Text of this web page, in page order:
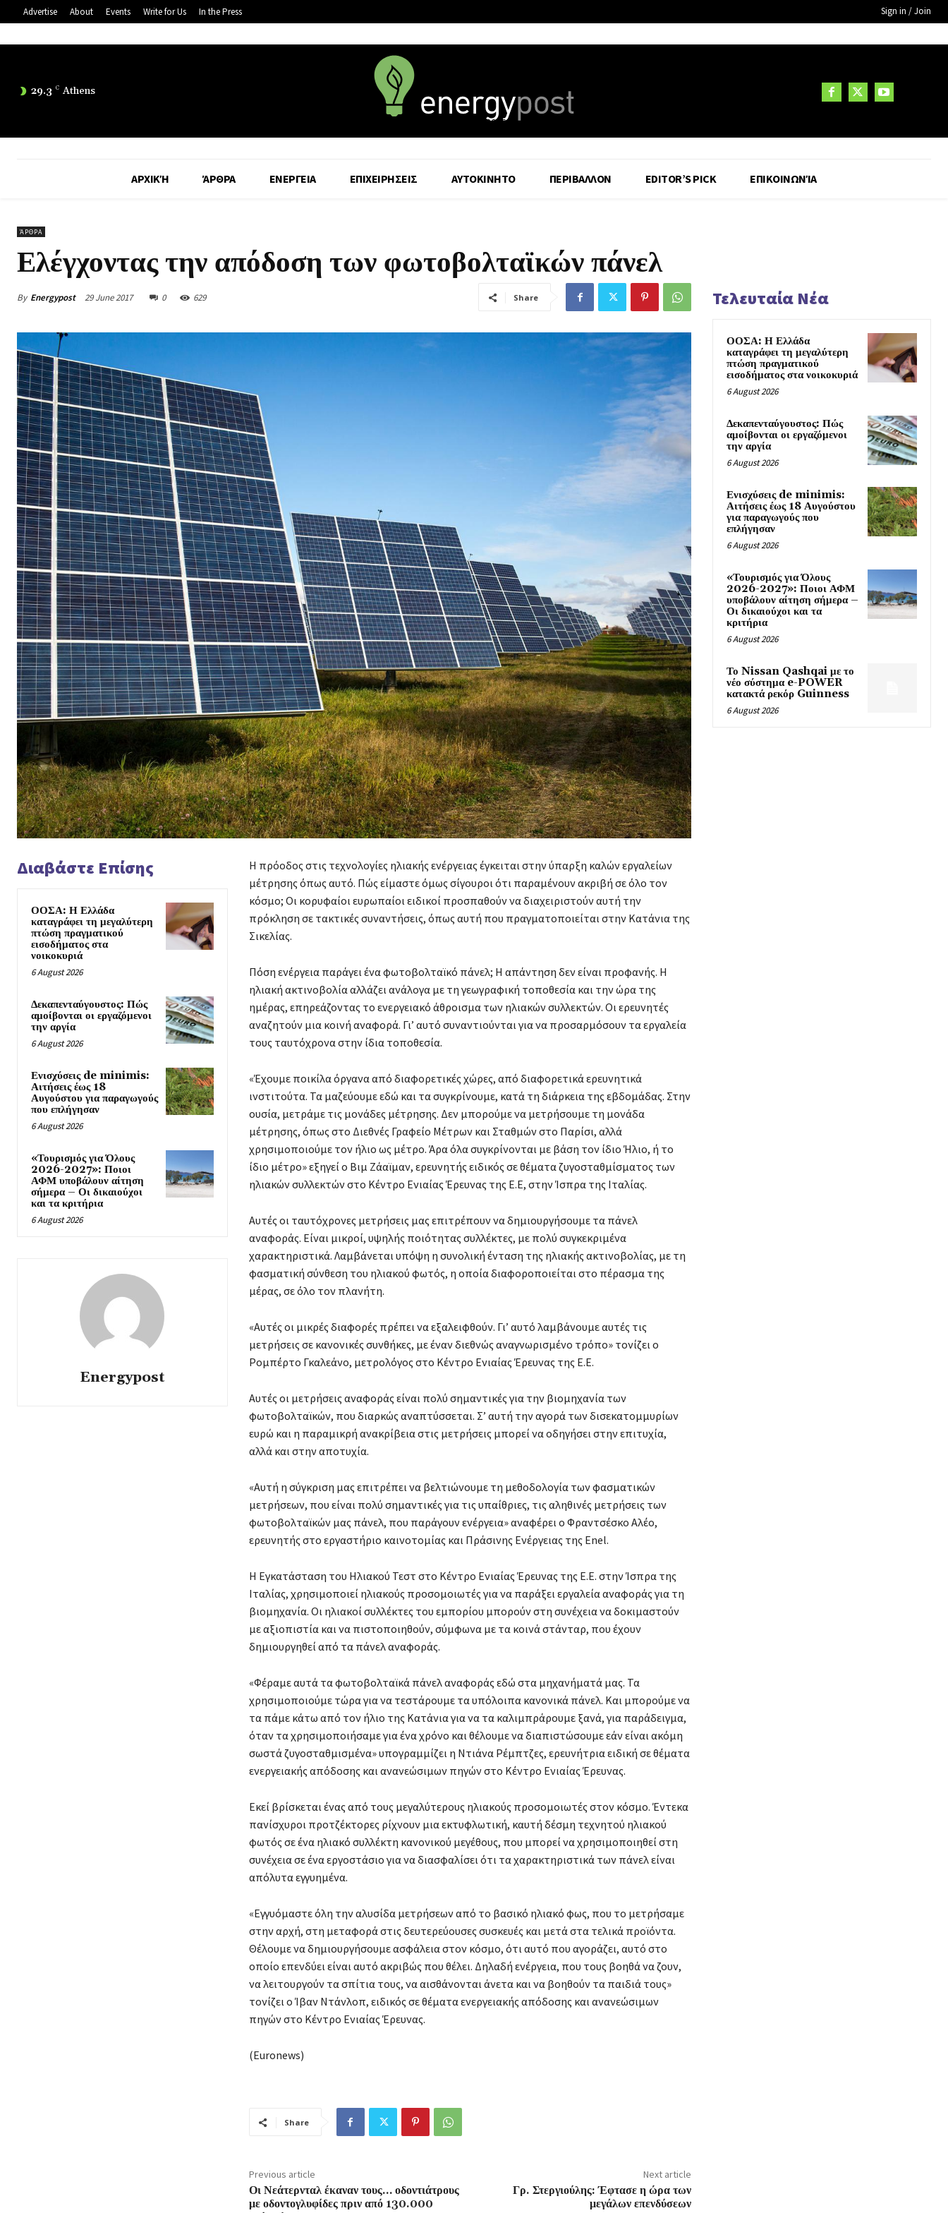
Advertise About Events Write for Us In the Press Sign in / Join
29.3 C Athens
7 August - 2026
ΑΡΧΙΚΉ ΆΡΘΡΑ ΕΝΕΡΓΕΙΑ ΕΠΙΧΕΙΡΗΣΕΙΣ ΑΥΤΟΚΙΝΗΤΟ ΠΕΡΙΒΑΛΛΟΝ EDITOR’S PICK ΕΠΙΚΟΙΝΩΝΊΑ
ΆΡΘΡΑ
Ελέγχοντας την απόδοση των φωτοβολταϊκών πάνελ
By Energypost 29 June 2017 0 629 Share
Διαβάστε Επίσης
ΟΟΣΑ: Η Ελλάδα
καταγράφει τη μεγαλύτερη
πτώση πραγματικού
εισοδήματος στα
νοικοκυριά
6 August 2026
Δεκαπενταύγουστος: Πώς
αμοίβονται οι εργαζόμενοι
την αργία
6 August 2026
Ενισχύσεις de minimis:
Αιτήσεις έως 18
Αυγούστου για παραγωγούς
που επλήγησαν
6 August 2026
«Τουρισμός για Όλους
2026-2027»: Ποιοι
ΑΦΜ υποβάλουν αίτηση
σήμερα – Οι δικαιούχοι
και τα κριτήρια
6 August 2026
Energypost
Η πρόοδος στις τεχνολογίες ηλιακής ενέργειας έγκειται στην ύπαρξη καλών εργαλείων
μέτρησης όπως αυτό. Πώς είμαστε όμως σίγουροι ότι παραμένουν ακριβή σε όλο τον
κόσμο; Οι κορυφαίοι ευρωπαίοι ειδικοί προσπαθούν να διαχειριστούν αυτή την
πρόκληση σε τακτικές συναντήσεις, όπως αυτή που πραγματοποιείται στην Κατάνια της
Σικελίας.
Πόση ενέργεια παράγει ένα φωτοβολταϊκό πάνελ; Η απάντηση δεν είναι προφανής. Η
ηλιακή ακτινοβολία αλλάζει ανάλογα με τη γεωγραφική τοποθεσία και την ώρα της
ημέρας, επηρεάζοντας το ενεργειακό άθροισμα των ηλιακών συλλεκτών. Οι ερευνητές
αναζητούν μια κοινή αναφορά. Γι’ αυτό συναντιούνται για να προσαρμόσουν τα εργαλεία
τους ταυτόχρονα στην ίδια τοποθεσία.
«Έχουμε ποικίλα όργανα από διαφορετικές χώρες, από διαφορετικά ερευνητικά
ινστιτούτα. Τα μαζεύουμε εδώ και τα συγκρίνουμε, κατά τη διάρκεια της εβδομάδας. Στην
ουσία, μετράμε τις μονάδες μέτρησης. Δεν μπορούμε να μετρήσουμε τη μονάδα
μέτρησης, όπως στο Διεθνές Γραφείο Μέτρων και Σταθμών στο Παρίσι, αλλά
χρησιμοποιούμε τον ήλιο ως μέτρο. Άρα όλα συγκρίνονται με βάση τον ίδιο Ήλιο, ή το
ίδιο μέτρο» εξηγεί ο Βιμ Ζάαϊμαν, ερευνητής ειδικός σε θέματα ζυγοσταθμίσματος των
ηλιακών συλλεκτών στο Κέντρο Ενιαίας Έρευνας της Ε.Ε, στην Ίσπρα της Ιταλίας.
Αυτές οι ταυτόχρονες μετρήσεις μας επιτρέπουν να δημιουργήσουμε τα πάνελ
αναφοράς. Είναι μικροί, υψηλής ποιότητας συλλέκτες, με πολύ συγκεκριμένα
χαρακτηριστικά. Λαμβάνεται υπόψη η συνολική ένταση της ηλιακής ακτινοβολίας, με τη
φασματική σύνθεση του ηλιακού φωτός, η οποία διαφοροποιείται στο πέρασμα της
μέρας, σε όλο τον πλανήτη.
«Αυτές οι μικρές διαφορές πρέπει να εξαλειφθούν. Γι’ αυτό λαμβάνουμε αυτές τις
μετρήσεις σε κανονικές συνθήκες, με έναν διεθνώς αναγνωρισμένο τρόπο» τονίζει ο
Ρομπέρτο Γκαλεάνο, μετρολόγος στο Κέντρο Ενιαίας Έρευνας της Ε.Ε.
Αυτές οι μετρήσεις αναφοράς είναι πολύ σημαντικές για την βιομηχανία των
φωτοβολταϊκών, που διαρκώς αναπτύσσεται. Σ’ αυτή την αγορά των δισεκατομμυρίων
ευρώ και η παραμικρή ανακρίβεια στις μετρήσεις μπορεί να οδηγήσει στην επιτυχία,
αλλά και στην αποτυχία.
«Αυτή η σύγκριση μας επιτρέπει να βελτιώνουμε τη μεθοδολογία των φασματικών
μετρήσεων, που είναι πολύ σημαντικές για τις υπαίθριες, τις αληθινές μετρήσεις των
φωτοβολταϊκών μας πάνελ, που παράγουν ενέργεια» αναφέρει ο Φραντσέσκο Αλέο,
ερευνητής στο εργαστήριο καινοτομίας και Πράσινης Ενέργειας της Enel.
Η Εγκατάσταση του Ηλιακού Τεστ στο Κέντρο Ενιαίας Έρευνας της Ε.Ε. στην Ίσπρα της
Ιταλίας, χρησιμοποιεί ηλιακούς προσομοιωτές για να παράξει εργαλεία αναφοράς για τη
βιομηχανία. Οι ηλιακοί συλλέκτες του εμπορίου μπορούν στη συνέχεια να δοκιμαστούν
με αξιοπιστία και να πιστοποιηθούν, σύμφωνα με τα κοινά στάνταρ, που έχουν
δημιουργηθεί από τα πάνελ αναφοράς.
«Φέραμε αυτά τα φωτοβολταϊκά πάνελ αναφοράς εδώ στα μηχανήματά μας. Τα
χρησιμοποιούμε τώρα για να τεστάρουμε τα υπόλοιπα κανονικά πάνελ. Και μπορούμε να
τα πάμε κάτω από τον ήλιο της Κατάνια για να τα καλιμπράρουμε ξανά, για παράδειγμα,
όταν τα χρησιμοποιήσαμε για ένα χρόνο και θέλουμε να διαπιστώσουμε εάν είναι ακόμη
σωστά ζυγοσταθμισμένα» υπογραμμίζει η Ντιάνα Ρέμπτζες, ερευνήτρια ειδική σε θέματα
ενεργειακής απόδοσης και ανανεώσιμων πηγών στο Κέντρο Ενιαίας Έρευνας.
Εκεί βρίσκεται ένας από τους μεγαλύτερους ηλιακούς προσομοιωτές στον κόσμο. Έντεκα
πανίσχυροι προτζέκτορες ρίχνουν μια εκτυφλωτική, καυτή δέσμη τεχνητού ηλιακού
φωτός σε ένα ηλιακό συλλέκτη κανονικού μεγέθους, που μπορεί να χρησιμοποιηθεί στη
συνέχεια σε ένα εργοστάσιο για να διασφαλίσει ότι τα χαρακτηριστικά των πάνελ είναι
απόλυτα εγγυημένα.
«Εγγυόμαστε όλη την αλυσίδα μετρήσεων από το βασικό ηλιακό φως, που το μετρήσαμε
στην αρχή, στη μεταφορά στις δευτερεύουσες συσκευές και μετά στα τελικά προϊόντα.
Θέλουμε να δημιουργήσουμε ασφάλεια στον κόσμο, ότι αυτό που αγοράζει, αυτό στο
οποίο επενδύει είναι αυτό ακριβώς που θέλει. Δηλαδή ενέργεια, που τους βοηθά να ζουν,
να λειτουργούν τα σπίτια τους, να αισθάνονται άνετα και να βοηθούν τα παιδιά τους»
τονίζει ο Ίβαν Ντάνλοπ, ειδικός σε θέματα ενεργειακής απόδοσης και ανανεώσιμων
πηγών στο Κέντρο Ενιαίας Έρευνας.
(Euronews)
Share
Previous article
Οι Νεάτερνταλ έκαναν τους… οδοντιάτρους
με οδοντογλυφίδες πριν από 130.000
Next article
Γρ. Στεργιούλης: Έφτασε η ώρα των
μεγάλων επενδύσεων
Τελευταία Νέα
ΟΟΣΑ: Η Ελλάδα
καταγράφει τη μεγαλύτερη
πτώση πραγματικού
εισοδήματος στα νοικοκυριά
6 August 2026
Δεκαπενταύγουστος: Πώς
αμοίβονται οι εργαζόμενοι
την αργία
6 August 2026
Ενισχύσεις de minimis:
Αιτήσεις έως 18 Αυγούστου
για παραγωγούς που
επλήγησαν
6 August 2026
«Τουρισμός για Όλους
2026-2027»: Ποιοι ΑΦΜ
υποβάλουν αίτηση σήμερα –
Οι δικαιούχοι και τα
κριτήρια
6 August 2026
Το Nissan Qashqai με το
νέο σύστημα e-POWER
κατακτά ρεκόρ Guinness
6 August 2026